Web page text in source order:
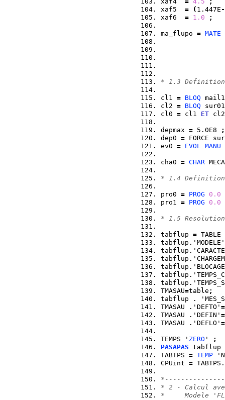
xaf5 = ( 1.447E-
xaf6 = 1.0 ;
ma_flupo = MATE
* 1.3 Definition
cl1 = BLOQ
cl2 = BLOQ
cl0 = cl1 ET
depmax = 5.0E8
;
dep0 = FORCE
ev0 = EVOL MANU
cha0 = CHAR
* 1.4
pro0 = PROG 0.0
pro1 = PROG 0.0
* 1.5 Resolution
tabflup = TABLE
TMASAU=table ;
tabflup .
TMASAU .'DEFTO' =
TMASAU .'DEFIN' =
TMASAU .'DEFLO' =
TEMPS ' ZERO '
;
PASAPAS tabflup
TABTPS = TEMP
CPUint =
* 2 - Calcul avec
*     Modele